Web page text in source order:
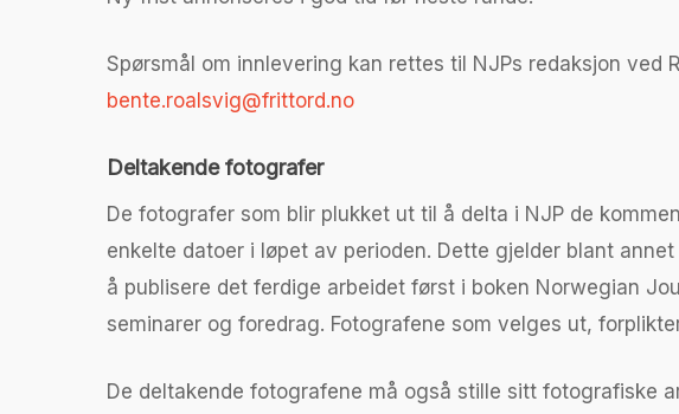
Spørsmål om innlevering kan rettes til NJPs redaksjon ved
bente.roalsvig@frittord.no
Deltakende fotografer
De fotografer som blir plukket ut til å delta i NJP de
enkelte datoer i løpet av perioden. Dette gjelder blant
å publisere det ferdige arbeidet først i boken Norwegian
seminarer og foredrag. Fotografene som velges ut,
De deltakende fotografene må også stille sitt fotografiske